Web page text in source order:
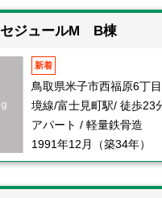
セジュールM B棟
新着
鳥取県米子市西福原6丁目
境線/富士見町駅/ 徒歩23
アパート / 軽量鉄骨造
1991年12月（築34年）